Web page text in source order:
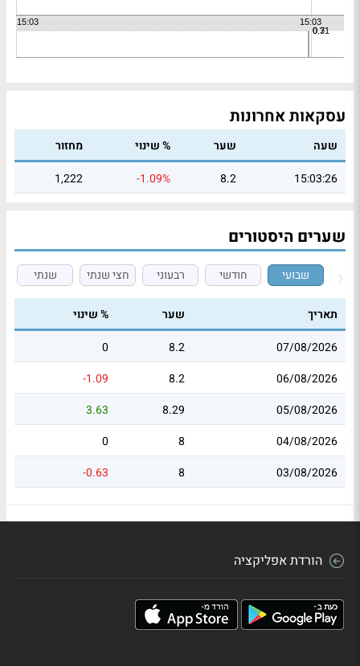
עסקאות אחרונות
שעה שער % שינוי
מחזור
15:03:26
8.2
-1.09%
1,222
שערים היסטורים
שבועי חודשי רבעוני חצי שנתי שנתי
תאריך שער
% שינוי
07/08/2026
8.2
0
06/08/2026
8.2
-1.09
05/08/2026
8.29
3.63
04/08/2026
8
0
03/08/2026
8
-0.63
הורדת אפליקציה